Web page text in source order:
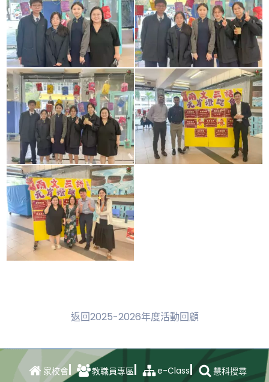
返回2025-2026年度活動回顧
家校會 教職員專區 e-Class 慧科搜尋